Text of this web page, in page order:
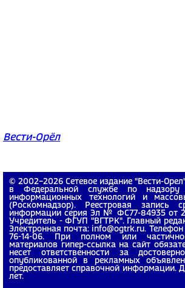
Вести-Орёл
© 2002−2026 Сетевое издание "Вести-
в Федеральной службе по
информационных технологий и
(Роскомнадзор). Реестровая запись
информации серия Эл № ФС77-84935 от
Учредитель - ФГУП "ВГТРК". Главный
Электронная почта: info@ogtrk.ru.
76-14-06. При полном или
материалов гипер-ссылка на сайт
несет ответственности за
опубликованной в рекламных
предоставляет справочной информации.
лет.